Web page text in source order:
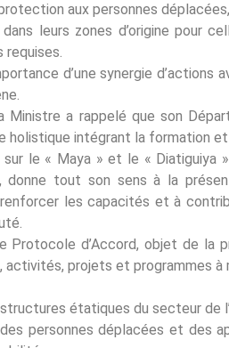
aux personnes
leurs zones d’origine pour
requises.
d’une synergie
Ministre a rappelé que son
holistique intégrant la formation
le « Maya » et le « Diatiguiya
donne tout son sens à la
renforcer les capacités et à
Protocole d’Accord, objet de
projets et programmes
structures étatiques du secteur de
des personnes déplacées et